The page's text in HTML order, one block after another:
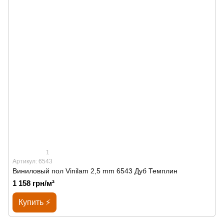
1
Артикул: 6543
Виниловый пол Vinilam 2,5 mm 6543 Дуб Темплин
1 158 грн/м²
Купить ⚡